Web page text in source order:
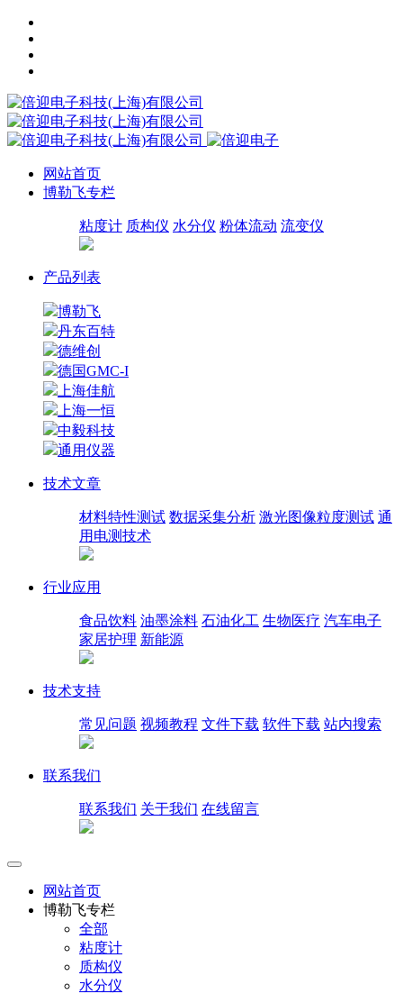
网站首页
博勒飞专栏
粘度计 质构仪 水分仪 粉体流动 流变仪
产品列表
博勒飞
丹东百特
德维创
德国GMC-I
上海佳航
上海一恒
中毅科技
通用仪器
技术文章
材料特性测试 数据采集分析 激光图像粒度测试 通
用电测技术
行业应用
食品饮料 油墨涂料 石油化工 生物医疗 汽车电子
家居护理 新能源
技术支持
常见问题 视频教程 文件下载 软件下载 站内搜索
联系我们
联系我们 关于我们 在线留言
网站首页
博勒飞专栏
全部
粘度计
质构仪
水分仪